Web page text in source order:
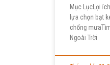
Mục LụcLợi
lựa chọn bạt
chống
Ngoài Trời